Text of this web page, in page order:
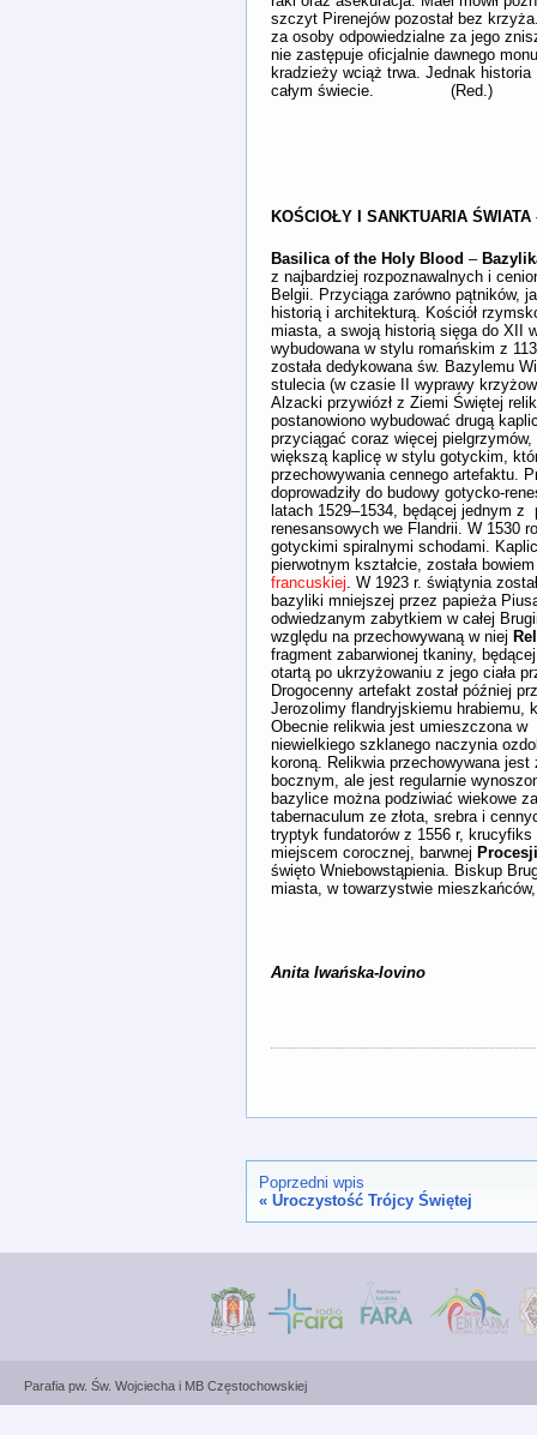
szczyt Pirenejów pozostał bez
za osoby odpowiedzialne za jego
nie zastępuje oficjalnie dawnego
kradzieży wciąż trwa. Jednak
całym świecie. (Red.)
KOŚCIOŁY I SANKTUARIA ŚWIATA
Basilica of the Holy Blood –
z najbardziej rozpoznawalnych i
Belgii. Przyciąga zarówno pątników,
historią i architekturą. Kościół
miasta, a swoją historią sięga do XII
wybudowana w stylu romańskim z
została dedykowana św. Bazylemu
stulecia (w czasie II wyprawy
Alzacki przywiózł z Ziemi Świętej
postanowiono wybudować drugą
przyciągać coraz więcej
większą kaplicę w stylu gotyckim,
przechowywania cennego artefaktu.
doprowadziły do budowy gotycko-
latach 1529–1534, będącej jednym z
renesansowych we Flandrii. W 1530
gotyckimi spiralnymi schodami.
pierwotnym kształcie, została
francuskiej . W 1923 r. świątynia
bazyliki mniejszej przez papieża
odwiedzanym zabytkiem w całej
względu na przechowywaną w niej
fragment zabarwionej tkaniny,
otartą po ukrzyżowaniu z jego ciała
Drogocenny artefakt został później
Jerozolimy flandryjskiemu hrabiemu,
Obecnie relikwia jest umieszczona w
niewielkiego szklanego naczynia
koroną. Relikwia przechowywana
bocznym, ale jest regularnie
bazylice można podziwiać wiekowe
tabernaculum ze złota, srebra i
tryptyk fundatorów z 1556 r,
miejscem corocznej, barwnej
święto Wniebowstąpienia. Biskup
miasta, w towarzystwie
Anita Iwańska-Iovino
Poprzedni wpis
« Uroczystość Trójcy Świętej
Parafia pw. Św. Wojciecha i MB Częstochowskiej